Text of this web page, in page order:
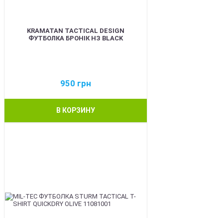
KRAMATAN TACTICAL DESIGN
ФУТБОЛКА БРОНІК НЗ BLACK
950 грн
В КОРЗИНУ